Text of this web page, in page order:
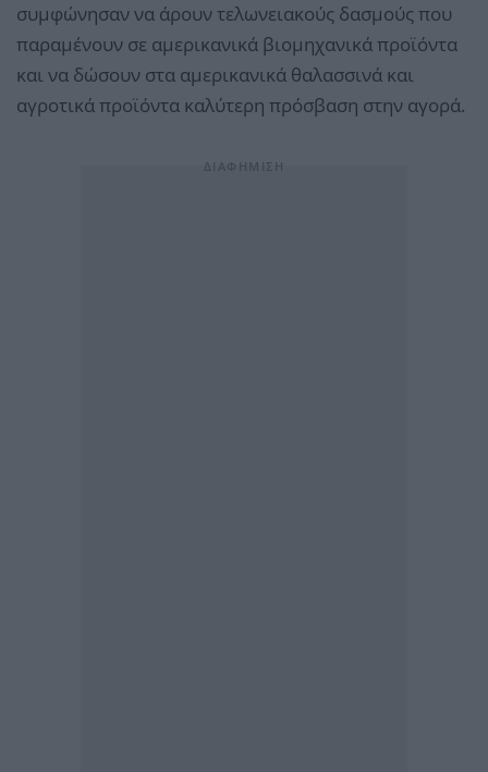
συμφώνησαν να άρουν τελωνειακούς δασμούς που
παραμένουν σε αμερικανικά βιομηχανικά προϊόντα
και να δώσουν στα αμερικανικά θαλασσινά και
αγροτικά προϊόντα καλύτερη πρόσβαση στην αγορά.